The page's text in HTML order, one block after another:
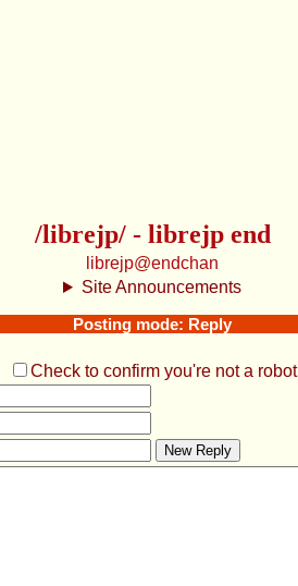
/librejp/ - librejp end
librejp@endchan
Site Announcements
Posting mode: Reply
Check to confirm you're not a robot
New Reply